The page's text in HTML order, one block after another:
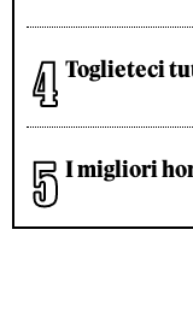
Toglieteci
I migliori